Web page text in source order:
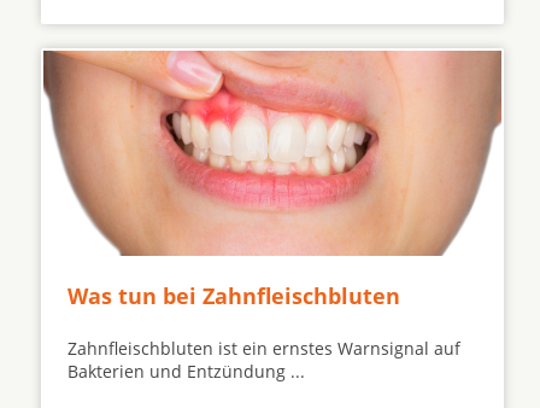
Was tun bei Zahnfleischbluten
Zahnfleischbluten ist ein ernstes Warnsignal auf
Bakterien und Entzündung ...